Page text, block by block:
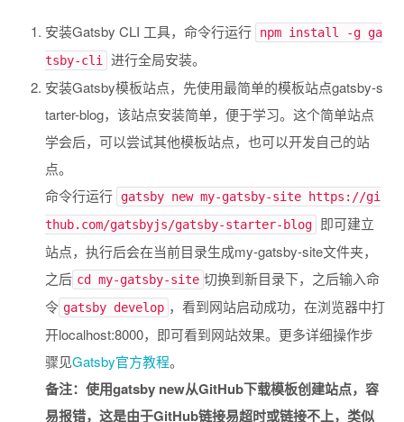
安装Gatsby CLI 工具，命令行运行
npm install -g ga
tsby-cli
进行全局安装。
安装Gatsby模板站点，先使用最简单的模板站点gatsby-s
tarter-blog，该站点安装简单，便于学习。这个简单站点
学会后，可以尝试其他模板站点，也可以开发自己的站
点。
命令行运行 gatsby new my-gatsby-site https://gi
thub.com/gatsbyjs/gatsby-starter-blog
即可建立
站点，执行后会在当前目录生成my-gatsby-site文件夹，
之后 cd my-gatsby-site 切换到新目录下，之后输入命
令 gatsby develop ，看到网站启动成功，在浏览器中打
开localhost:8000，即可看到网站效果。更多详细操作步
骤见Gatsby官方教程。
备注：使用gatsby new从GitHub下载模板创建站点，容
易报错，这是由于GitHub链接易超时或链接不上，类似